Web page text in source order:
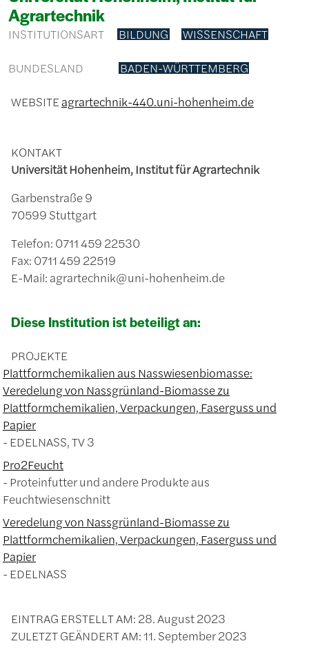
Agrartechnik
INSTITUTIONSART BILDUNG WISSENSCHAFT
BUNDESLAND BADEN-WÜRTTEMBERG
WEBSITEagrartechnik-440.uni-hohenheim.de
KONTAKT
Universität Hohenheim, Institut für Agrartechnik
Garbenstraße 9
70599 Stuttgart
Telefon: 0711 459 22530
Fax: 0711 459 22519
E-Mail: agrartechnik@uni-hohenheim.de
Diese Institution ist beteiligt an:
PROJEKTE
Plattformchemikalien aus Nasswiesenbiomasse:
Veredelung von Nassgrünland-Biomasse zu
Plattformchemikalien, Verpackungen, Faserguss und
Papier
EDELNASS, TV 3
Pro2Feucht
Proteinfutter und andere Produkte aus
Feuchtwiesenschnitt
Veredelung von Nassgrünland-Biomasse zu
Plattformchemikalien, Verpackungen, Faserguss und
Papier
EDELNASS
EINTRAG ERSTELLT AM: 28. August 2023
ZULETZT GEÄNDERT AM:11. September 2023